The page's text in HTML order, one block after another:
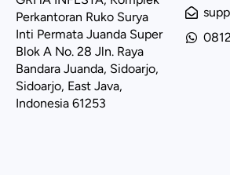
Perkantoran Ruko Surya
Inti Permata Juanda Super
Blok A No. 28 Jln. Raya
Bandara Juanda, Sidoarjo,
Sidoarjo, East Java,
Indonesia 61253